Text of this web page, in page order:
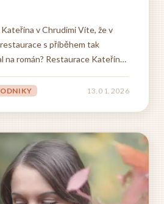
v Chrudimi Víte, že v
s příběhem tak
na román? Restaurace Kateřina,
Představte si tu13. 01. 2026